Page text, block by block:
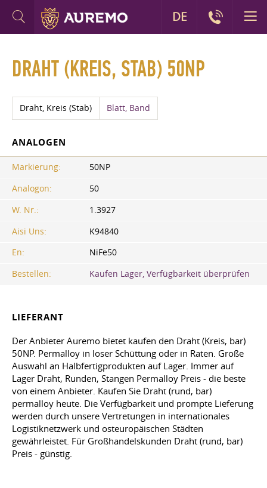
DRAHT (KREIS, STAB) 50NP
Draht, Kreis (Stab) Blatt, Band
ANALOGEN
Markierung:
50NP
Analogon:
50
W. Nr.:
1.3927
Aisi Uns:
K94840
En:
NiFe50
Bestellen:
Kaufen Lager, Verfügbarkeit überprüfen
LIEFERANT
Der Anbieter Auremo bietet kaufen den Draht (Kreis, bar)
50NP. Permalloy in loser Schüttung oder in Raten. Große
Auswahl an Halbfertigprodukten auf Lager. Immer auf
Lager Draht, Runden, Stangen Permalloy Preis - die beste
von einem Anbieter. Kaufen Sie Draht (rund, bar)
permalloy heute. Die Verfügbarkeit und prompte Lieferung
werden durch unsere Vertretungen in internationales
Logistiknetzwerk und osteuropäischen Städten
gewährleistet. Für Großhandelskunden Draht (rund, bar)
Preis - günstig.
DE